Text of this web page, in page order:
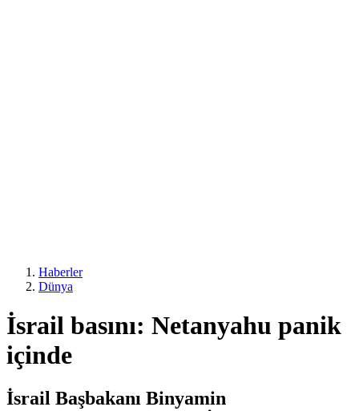
Haberler
Dünya
İsrail basını: Netanyahu panik
içinde
İsrail Başbakanı Binyamin